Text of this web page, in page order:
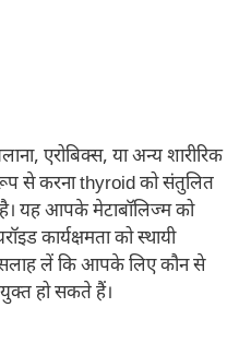
एरोबिक्स, या अन्य शारीरिक
रूप से करना thyroid को संतुलित
यह आपके मेटाबॉलिज्म को
कार्यक्षमता को स्थायी
लें कि आपके लिए कौन से
हो सकते हैं।